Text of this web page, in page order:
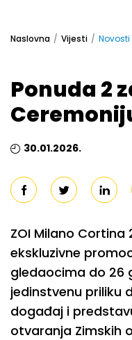
Naslovna Vijesti Novosti
Ponuda 2
30.01.2026.
ZOI Milano Cortina
ekskluzivne
gledaocima do 26
jedinstvenu priliku
događaj i
otvaranja Zimskih